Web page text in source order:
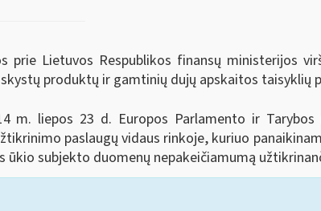
prie Lietuvos Respublikos finansų ministerijos
produktų ir gamtinių dujų apskaitos taisyklių
m. liepos 23 d. Europos Parlamento ir
paslaugų vidaus rinkoje, kuriuo
ūkio subjekto duomenų nepakeičiamumą